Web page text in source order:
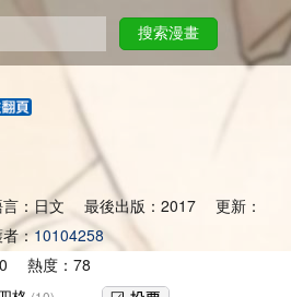
搜索漫畫
：日文 最後出版：2017 更新：
：10104258
熱度：78